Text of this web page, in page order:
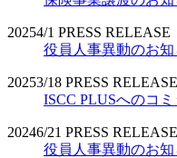
20254/1 PRESS RELEASE
役員人事異動のお
20253/18 PRESS RELEASE
ISCC PLUSへのコ
20246/21 PRESS RELEASE
役員人事異動のお